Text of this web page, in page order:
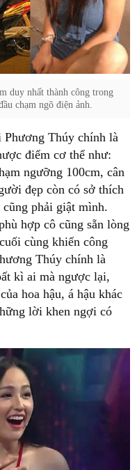
duy nhất thành công trong
chạm ngõ điện ảnh.
Thúy chính là
điểm cơ thể như:
ngưỡng 100cm, cân
đẹp còn có sở thích
phải giật mình.
hợp cô cũng sẵn lòng
cùng khiến công
Thúy chính là
kì ai mà ngược lại,
hoa hậu, á hậu khác
lời khen ngợi có